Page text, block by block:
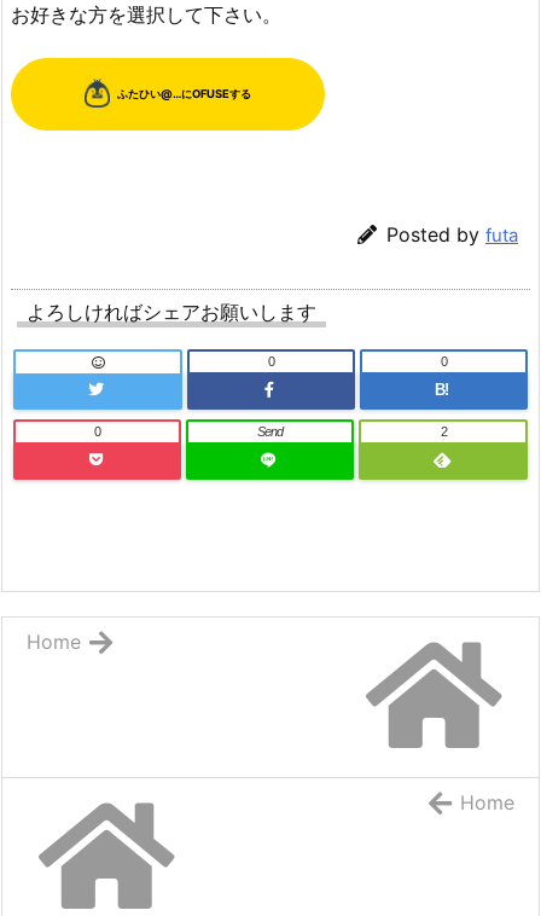
お好きな方を選択して下さい。
Posted by futa
よろしければシェアお願いします
0
B!
0
0 Send 2
Home
Home